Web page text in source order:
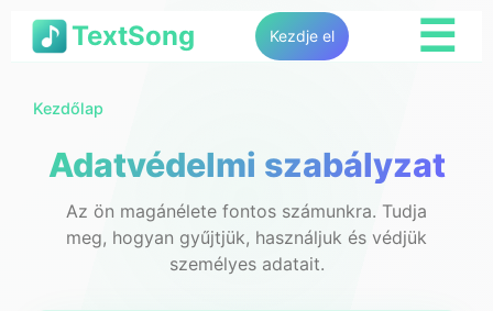
TextSong Kezdje el ☰
Kezdőlap
Adatvédelmi szabályzat
Az ön magánélete fontos számunkra. Tudja
meg, hogyan gyűjtjük, használjuk és védjük
személyes adatait.